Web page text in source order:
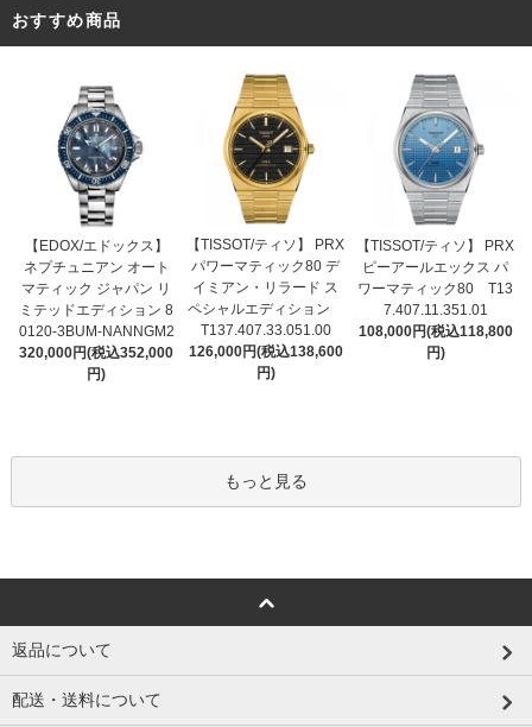
おすすめ商品
【EDOX/エドックス】
ネプチュニアン オート
マティック ジャパン リ
ミテッドエディション 8
0120-3BUM-NANNGM2
320,000円(税込352,000
円)
【TISSOT/ティソ】 PRX
パワーマティック80 デ
イミアン・リラード ス
ペシャルエディション
T137.407.33.051.00
126,000円(税込138,600
円)
【TISSOT/ティソ】 PRX
ピーアールエックス パ
ワーマティック80 T13
7.407.11.351.01
108,000円(税込118,800
円)
もっと見る
返品について
配送・送料について